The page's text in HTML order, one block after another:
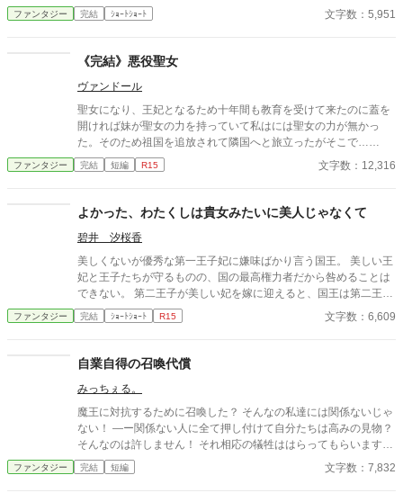
てるんだろ…。 せっかく異世界に来たんだから、世界中を旅した
いよ。 こんなところさっさと抜け出して、旅に出ますか。
ファンタジー 完結 ｼｮｰﾄｼｮｰﾄ 文字数：5,951
《完結》悪役聖女
ヴァンドール
聖女になり、王妃となるため十年間も教育を受けて来たのに蓋を
開ければ妹が聖女の力を持っていて私はには聖女の力が無かっ
た。そのため祖国を追放されて隣国へと旅立ったがそこで……
ファンタジー 完結 短編 R15 文字数：12,316
よかった、わたくしは貴女みたいに美人じゃなくて
碧井 汐桜香
美しくないが優秀な第一王子妃に嫌味ばかり言う国王。 美しい王
妃と王子たちが守るものの、国の最高権力者だから咎めることは
できない。 第二王子が美しい妃を嫁に迎えると、国王は第二王子
妃を娘のように甘やかし、第二王子妃は第一王子妃を蔑むのだっ
た。
ファンタジー 完結 ｼｮｰﾄｼｮｰﾄ R15 文字数：6,609
自業自得の召喚代償
みっちぇる。
魔王に対抗するために召喚した？ そんなの私達には関係ないじゃ
ない！ ―ー関係ない人に全て押し付けて自分たちは高みの見物？
そんなのは許しません！ それ相応の犠牲ははらってもらいます。
……シリアスを目指しましたがなりそこねました。 この話に恋愛
要素はありませんが、今後追加するおまけに恋愛要素を入れる予
ファンタジー 完結 短編 文字数：7,832